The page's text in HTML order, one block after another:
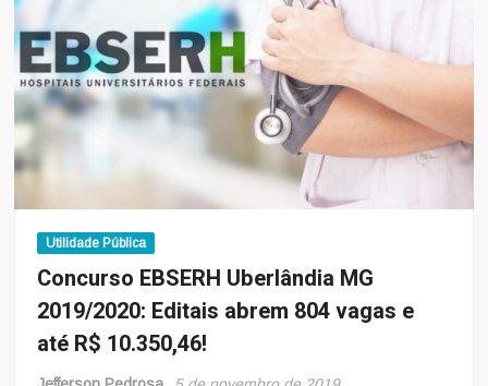
Utilidade Pública
Concurso EBSERH Uberlândia MG
2019/2020: Editais abrem 804 vagas e
até R$ 10.350,46!